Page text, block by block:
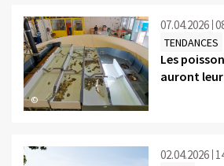
©
07.04.2026
TENDANCES
Les
auront
02.04.2026